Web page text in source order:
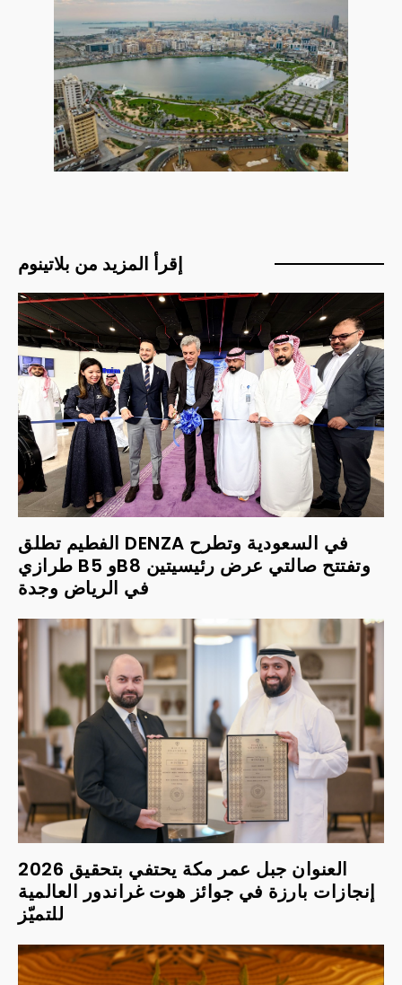
إقرأ المزيد من بلاتينوم
الفطيم تطلق DENZA في السعودية وتطرح
طرازي B5 وB8 وتفتتح صالتي عرض رئيسيتين
في الرياض وجدة
2026 العنوان جبل عمر مكة يحتفي بتحقيق
إنجازات بارزة في جوائز هوت غراندور العالمية
للتميّز